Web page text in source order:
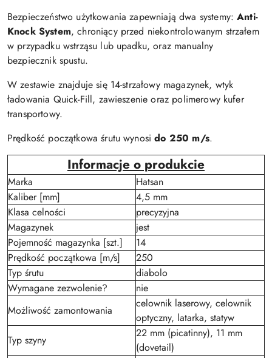
Bezpieczeństwo użytkowania zapewniają dwa systemy:Anti-
Knock System, chroniący przed niekontrolowanym strzałem
w przypadku wstrząsu lub upadku, oraz manualny
bezpiecznik spustu.
W zestawie znajduje się 14-strzałowy magazynek, wtyk
ładowania Quick-Fill, zawieszenie oraz polimerowy kufer
transportowy.
Prędkość początkowa śrutu wynosido 250 m/s.
Informacje o produkcie
Marka
Hatsan
Kaliber [mm]
4,5 mm
Klasa celności
precyzyjna
Magazynek
jest
Pojemność magazynka [szt.]
14
Prędkość początkowa [m/s]
250
Typ śrutu
diabolo
Wymagane zezwolenie?
nie
Możliwość zamontowania
celownik laserowy, celownik
optyczny, latarka, statyw
Typ szyny
22 mm (picatinny), 11 mm
(dovetail)